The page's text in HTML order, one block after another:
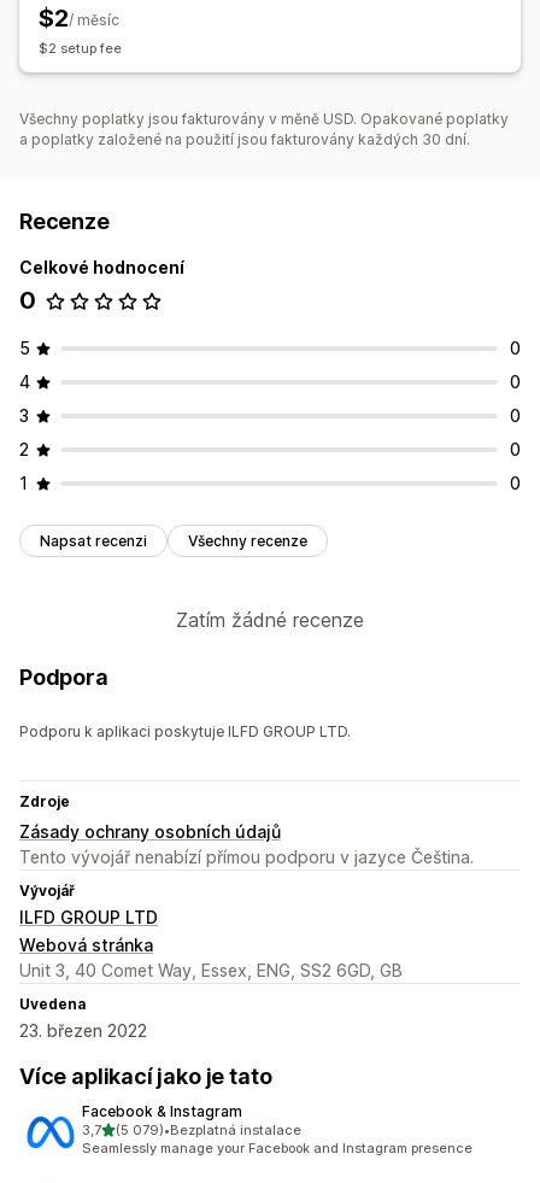
$2/ měsíc
$2 setup fee
Všechny poplatky jsou fakturovány v měně USD. Opakované poplatky
a poplatky založené na použití jsou fakturovány každých 30 dní.
Recenze
Celkové hodnocení
0
5
0
4
0
3
0
2
0
1
0
Napsat recenzi Všechny recenze
Zatím žádné recenze
Podpora
Podporu k aplikaci poskytuje ILFD GROUP LTD.
Zdroje
Zásady ochrany osobních údajů
Tento vývojář nenabízí přímou podporu v jazyce Čeština.
Vývojář
ILFD GROUP LTD
Webová stránka
Unit 3, 40 Comet Way, Essex, ENG, SS2 6GD, GB
Uvedena
23. březen 2022
Více aplikací jako je tato
Facebook & Instagram
3,7z 5 hvězd
(5 079)
Celkový počet recenzí: 5079
•Bezplatná instalace
Seamlessly manage your Facebook and Instagram presence